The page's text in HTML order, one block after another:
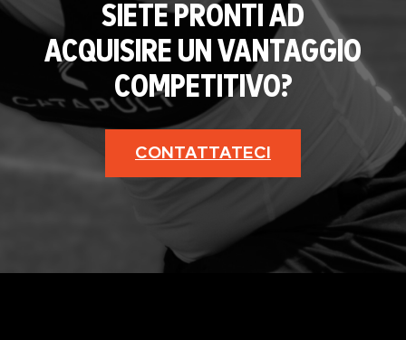
SIETE PRONTI AD
ACQUISIRE UN VANTAGGIO
COMPETITIVO?
CONTATTATECI